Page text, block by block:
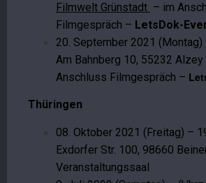
Filmwelt Grünstadt – im
Filmgespräch – LetsDok-
20. September 2021 (Montag)
Am Bahnberg 10, 55232 Alzey
Anschluss Filmgespräch –
Thüringen
08. Oktober 2021 (Freitag) –
Exdorfer Str. 100, 98660
Veranstaltungssaal